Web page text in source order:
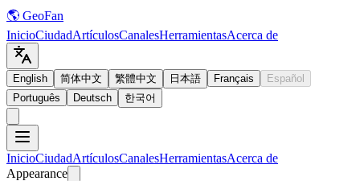
🌎 GeoFan
InicioCiudadArtículosCanalesHerramientasAcerca de
English 简体中文 繁體中文 日本語 Français
Español
Português
Deutsch 한국어
InicioCiudadArtículosCanalesHerramientasAcerca de
Appearance